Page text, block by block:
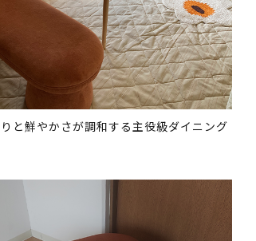
と鮮やかさが調和する主役級ダイニング